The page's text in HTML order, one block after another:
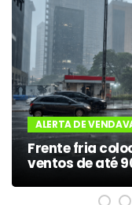
ALERTA DE
Frente fria
ventos de até